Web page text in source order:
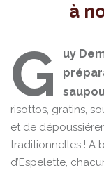
à
G
uy
risottos, gratins,
et de
traditionnelles ! A
d’Espelette,